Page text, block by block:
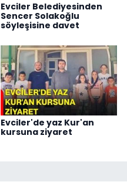
Evciler Belediyesinden
Sencer Solakoğlu
söyleşisine davet
Evciler'de yaz Kur'an
kursuna ziyaret